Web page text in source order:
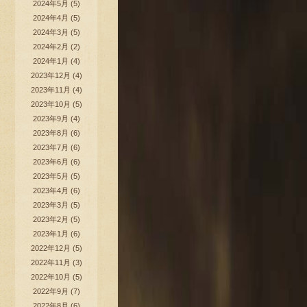
2024年5月 (5)
2024年4月 (5)
2024年3月 (5)
2024年2月 (2)
2024年1月 (4)
2023年12月 (4)
2023年11月 (4)
2023年10月 (5)
2023年9月 (4)
2023年8月 (6)
2023年7月 (6)
2023年6月 (6)
2023年5月 (5)
2023年4月 (6)
2023年3月 (5)
2023年2月 (5)
2023年1月 (6)
2022年12月 (5)
2022年11月 (3)
2022年10月 (5)
2022年9月 (7)